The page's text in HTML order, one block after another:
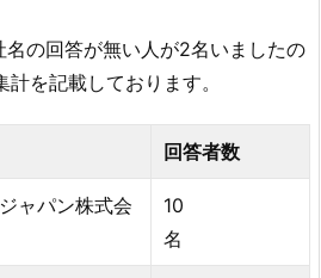
の回答が無い人が2名いましたの
を記載しております。
回答者数
ャパン株式会
10
名